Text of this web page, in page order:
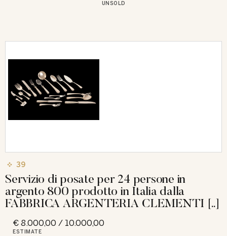
UNSOLD
39
Servizio di posate per 24 persone in
argento 800 prodotto in Italia dalla
FABBRICA ARGENTERIA CLEMENTI [..]
€ 8.000,00 / 10.000,00
ESTIMATE